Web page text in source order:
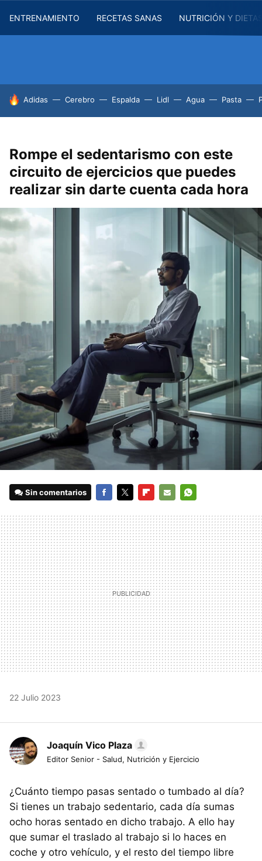
ENTRENAMIENTO RECETAS SANAS NUTRICIÓN Y
HOY SE HABLA DE
Adidas Cerebro Espalda Lidl Agua Pasta
Rompe el sedentarismo con este
circuito de ejercicios que puedes
realizar sin darte cuenta cada hora
Sin comentarios
MAIL
22 Julio 2023
Joaquín Vico Plaza
Editor Senior - Salud, Nutrición y Ejercicio
¿Cuánto tiempo pasas sentado o tumbado al día?
Si tienes un trabajo sedentario, cada día sumas
ocho horas sentado en dicho trabajo. A ello hay
que sumar el traslado al trabajo si lo haces en
coche y otro vehículo, y el resto del tiempo libre